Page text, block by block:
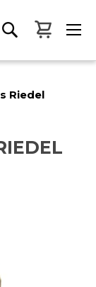
Mon
Riedel